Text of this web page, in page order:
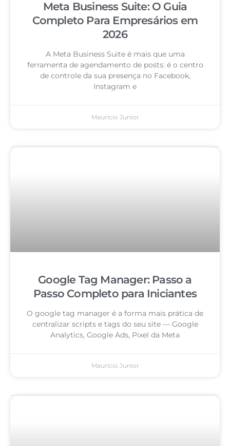
Meta Business Suite: O Guia
Completo Para Empresários em
2026
A Meta Business Suite é mais que uma
ferramenta de agendamento de posts: é o centro
de controle da sua presença no Facebook,
Instagram e
Mauricio Junior
Google Tag Manager: Passo a
Passo Completo para Iniciantes
O google tag manager é a forma mais prática de
centralizar scripts e tags do seu site — Google
Analytics, Google Ads, Pixel da Meta
Mauricio Junior